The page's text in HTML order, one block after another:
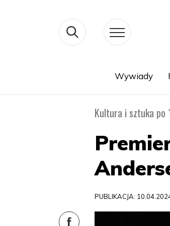
Wywiady
Kultura i sztuka po
PUBLIKACJA: